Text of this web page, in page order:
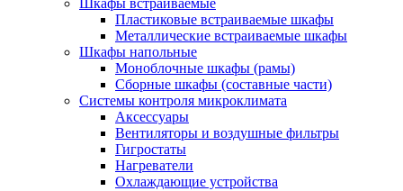
Шкафы встраиваемые
Пластиковые встраиваемые шкафы
Металлические встраиваемые шкафы
Шкафы напольные
Моноблочные шкафы (рамы)
Сборные шкафы (составные части)
Системы контроля микроклимата
Аксессуары
Вентиляторы и воздушные фильтры
Гигростаты
Нагреватели
Охлаждающие устройства